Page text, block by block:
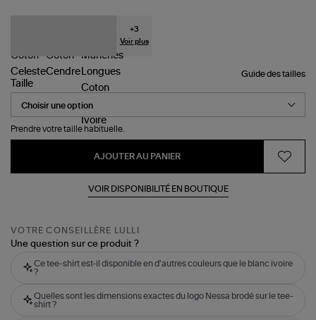
+3
Voir plus
Guide des tailles
Taille
Prendre votre taille habituelle.
AJOUTER AU PANIER
VOIR DISPONIBILITÉ EN BOUTIQUE
VOTRE CONSEILLÈRE LULLI
Une question sur ce produit ?
Ce tee-shirt est-il disponible en d'autres couleurs que le blanc ivoire
?
Quelles sont les dimensions exactes du logo Nessa brodé sur le tee-
shirt ?